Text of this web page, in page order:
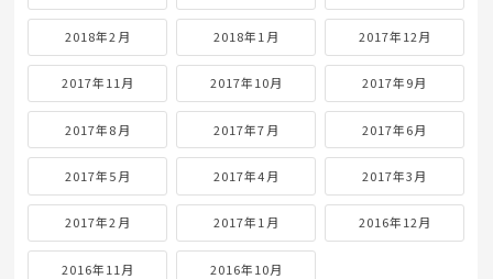
2018年2月 2018年1月 2017年12月
2017年11月 2017年10月 2017年9月
2017年8月 2017年7月 2017年6月
2017年5月 2017年4月 2017年3月
2017年2月 2017年1月 2016年12月
2016年11月 2016年10月